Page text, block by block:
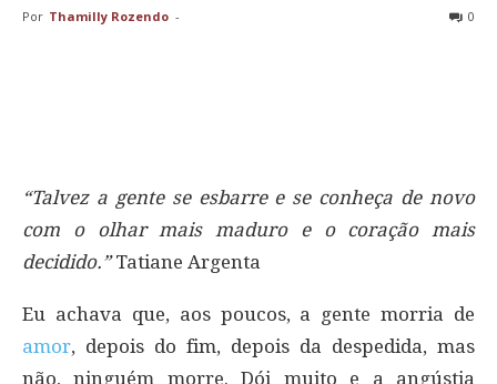
Por Thamilly Rozendo - 0
“Talvez a gente se esbarre e se conheça de novo
com o olhar mais maduro e o coração mais
decidido.”Tatiane Argenta
Eu achava que, aos poucos, a gente morria de
amor, depois do fim, depois da despedida, mas
não, ninguém morre. Dói muito e a angústia